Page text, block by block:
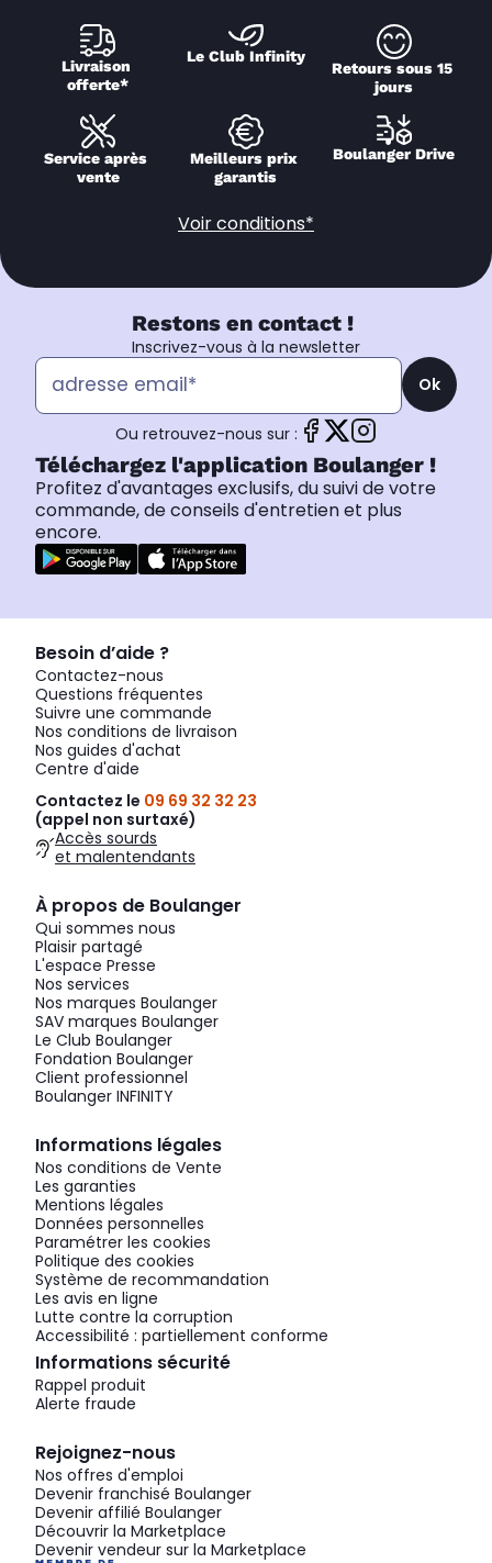
Livraison
offerte*
Le Club Infinity
Retours sous 15
jours
Service après
vente
Meilleurs prix
garantis
Boulanger Drive
Voir conditions*
Restons en contact !
Inscrivez-vous à la newsletter
Ok
Ou retrouvez-nous sur :
Téléchargez l'application Boulanger !
Profitez d'avantages exclusifs, du suivi de votre
commande, de conseils d'entretien et plus
encore.
Besoin d’aide ?
Contactez-nous
Questions fréquentes
Suivre une commande
Nos conditions de livraison
Nos guides d'achat
Centre d'aide
Contactez le 09 69 32 32 23
(appel non surtaxé)
Accès sourds
et malentendants
À propos de Boulanger
Qui sommes nous
Plaisir partagé
L'espace Presse
Nos services
Nos marques Boulanger
SAV marques Boulanger
Le Club Boulanger
Fondation Boulanger
Client professionnel
Boulanger INFINITY
Informations légales
Nos conditions de Vente
Les garanties
Mentions légales
Données personnelles
Paramétrer les cookies
Politique des cookies
Système de recommandation
Les avis en ligne
Lutte contre la corruption
Accessibilité : partiellement conforme
Informations sécurité
Rappel produit
Alerte fraude
Rejoignez-nous
Nos offres d'emploi
Devenir franchisé Boulanger
Devenir affilié Boulanger
Découvrir la Marketplace
Devenir vendeur sur la Marketplace